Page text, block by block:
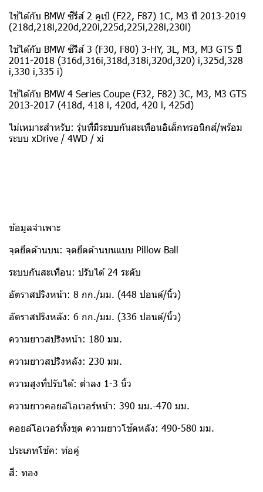
ใช้ได้กับ BMW ซีรีส์ 2 คูเป้ (F22, F87) 1C, M3 ปี 2013-2019
(218d,218i,220d,220i,225d,225i,228i,230i)
ใช้ได้กับ BMW ซีรีส์ 3 (F30, F80) 3-HY, 3L, M3, M3 GTS ปี
2011-2018 (316d,316i,318d,318i,320d,320) i,325d,328
i,330 i,335 i)
ใช้ได้กับ BMW 4 Series Coupe (F32, F82) 3C, M3, M3 GTS
2013-2017 (418d, 418 i, 420d, 420 i, 425d)
ไม่เหมาะสำหรับ: รุ่นที่มีระบบกันสะเทือนอิเล็กทรอนิกส์/พร้อม
ระบบ xDrive / 4WD / xi
ข้อมูลจำเพาะ
จุดยึดด้านบน: จุดยึดด้านบนแบบ Pillow Ball
ระบบกันสะเทือน: ปรับได้ 24 ระดับ
อัตราสปริงหน้า: 8 กก./มม. (448 ปอนด์/นิ้ว)
อัตราสปริงหลัง: 6 กก./มม. (336 ปอนด์/นิ้ว)
ความยาวสปริงหน้า: 180 มม.
ความยาวสปริงหลัง: 230 มม.
ความสูงที่ปรับได้: ต่ำลง 1-3 นิ้ว
ความยาวคอยล์โอเวอร์หน้า: 390 มม.-470 มม.
คอยล์โอเวอร์ทั้งชุด ความยาวโช้คหลัง: 490-580 มม.
ประเภทโช้ค: ท่อคู่
สี: ทอง